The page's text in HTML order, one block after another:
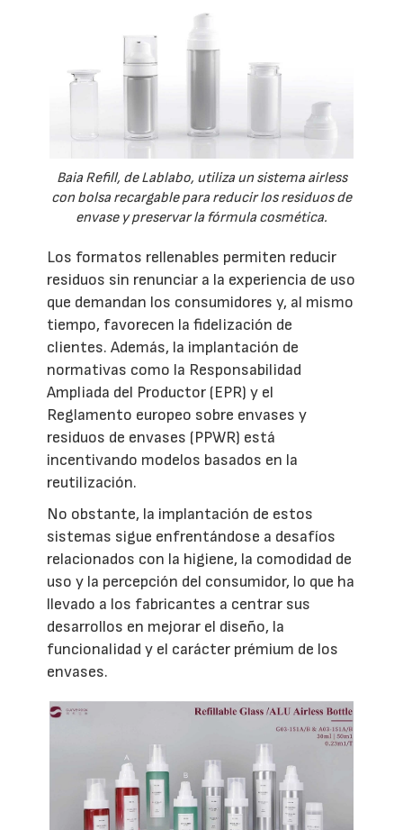
Baia Refill, de Lablabo, utiliza un sistema airless
con bolsa recargable para reducir los residuos de
envase y preservar la fórmula cosmética.
Los formatos rellenables permiten reducir
residuos sin renunciar a la experiencia de uso
que demandan los consumidores y, al mismo
tiempo, favorecen la fidelización de
clientes. Además, la implantación de
normativas como la Responsabilidad
Ampliada del Productor (EPR) y el
Reglamento europeo sobre envases y
residuos de envases (PPWR) está
incentivando modelos basados en la
reutilización.
No obstante, la implantación de estos
sistemas sigue enfrentándose a desafíos
relacionados con la higiene, la comodidad de
uso y la percepción del consumidor, lo que ha
llevado a los fabricantes a centrar sus
desarrollos en mejorar el diseño, la
funcionalidad y el carácter prémium de los
envases.